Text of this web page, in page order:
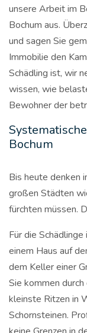
unsere Arbeit im
Bochum aus.
und sagen Sie
Immobilie den
Schädling ist, wir
wissen, wie
Bewohner der
Bochum
Bis heute denken
großen Städten
fürchten müssen.
Für die
einem Haus auf
dem Keller einer
Sie kommen
kleinste Ritzen in
Schornsteinen.